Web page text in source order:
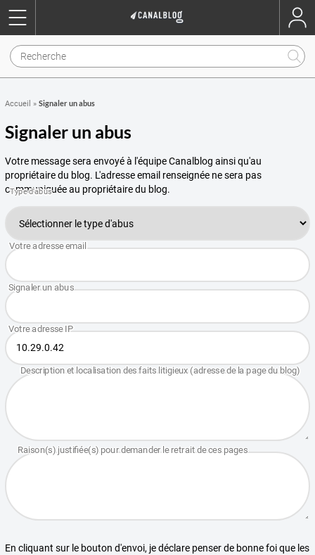
Accueil » Signaler un abus
Signaler un abus
Votre message sera envoyé à l'équipe Canalblog ainsi qu'au
propriétaire du blog. L'adresse email renseignée ne sera pas
communiquée au propriétaire du blog.
En cliquant sur le bouton d'envoi, je déclare penser de bonne foi que les